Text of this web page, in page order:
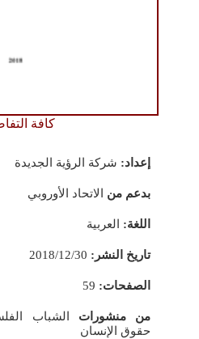
كافة
إعداد: شركة الرؤية الجديدة
بدعم من الاتحاد الأوروبي
اللغة: العربية
تاريخ النشر:
الصفحات:
من منشورات الشباب
حقوق الإنسان